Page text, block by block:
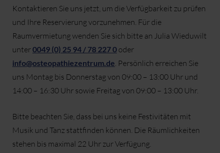
Kontaktieren Sie uns jetzt, um die Verfügbarkeit zu prüfen
und Ihre Reservierung vorzunehmen. Für die
Raumvermietung wenden Sie sich bitte an Julia Wieduwilt
unter0049 (0) 25 94 / 78 227 0 oder
info@osteopathiezentrum.de . Persönlich erreichen Sie
uns Montag bis Donnerstag von 09:00 – 13:00 Uhr und
14:00 – 16:30 Uhr sowie Freitag von 09:00 – 13:00 Uhr.
Bitte beachten Sie, dass bei uns keine Festivitäten mit
Musik und Tanz stattfinden können. Die Räumlichkeiten
stehen bis maximal 22 Uhr zur Verfügung.